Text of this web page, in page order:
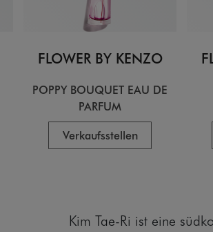
FLOWER BY KENZO
POPPY BOUQUET EAU DE
PARFUM
Verkaufsstellen
Kim Tae-Ri ist eine